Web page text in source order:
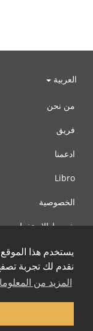
يستخدم هذا
نقدم لك تجربة
المزيد من
العربية
من نحن
فريق
ادعمنا
Libro
الخصوصية
شروط الإستخدام
اتصل بنا